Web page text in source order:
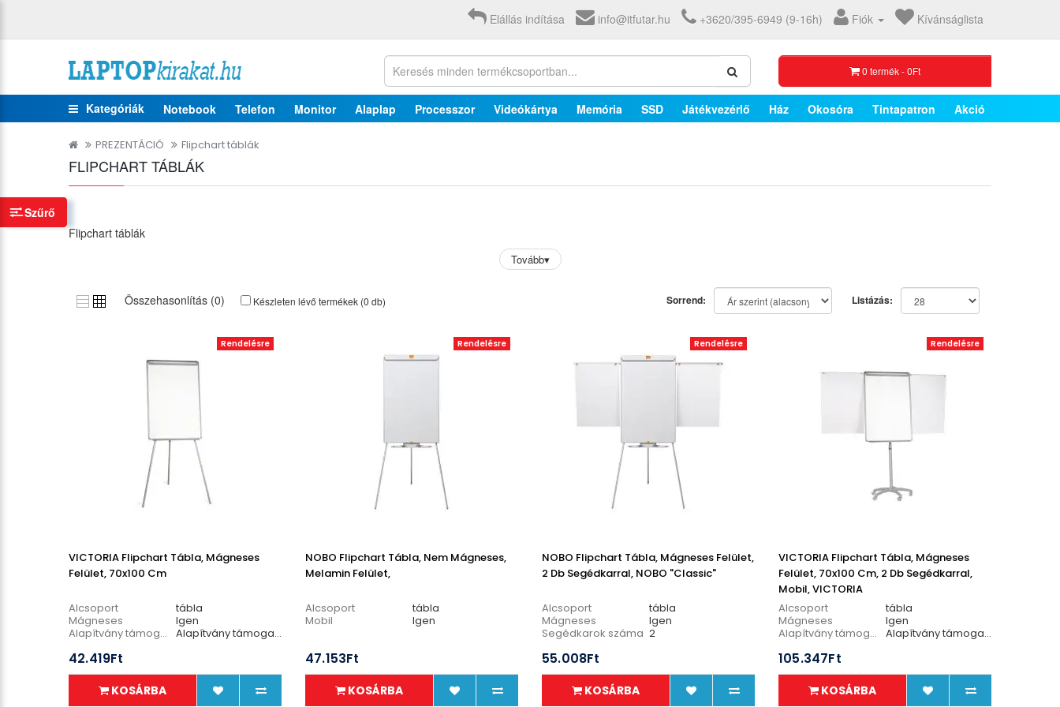
Elállás indítása info@itfutar.hu +3620/395-6949 (9-16h) Fiók Kívánságlista
0 termék - 0Ft
Kategóriák Notebook Telefon Monitor Alaplap Processzor Videókártya Memória SSD Játékvezérlő Ház Okosóra Tintapatron Akció
PREZENTÁCIÓ Flipchart táblák
FLIPCHART TÁBLÁK
Szűrő
Flipchart táblák
Tovább▾
Összehasonlítás (0) Készleten lévő termékek (0 db) Sorrend: Listázás:
Rendelésre
VICTORIA Flipchart Tábla, Mágneses
Felület, 70x100 Cm
Alcsoport
tábla
Mágneses
Igen
Alapítvány támogatás
Alapítvány támogatás 50 Ft
42.419Ft
KOSÁRBA
Rendelésre
NOBO Flipchart Tábla, Nem Mágneses,
Melamin Felület,
Alcsoport
tábla
Mobil
Igen
47.153Ft
KOSÁRBA
Rendelésre
NOBO Flipchart Tábla, Mágneses Felület,
2 Db Segédkarral, NOBO "Classic"
Alcsoport
tábla
Mágneses
Igen
Segédkarok száma 2
55.008Ft
KOSÁRBA
Rendelésre
VICTORIA Flipchart Tábla, Mágneses
Felület, 70x100 Cm, 2 Db Segédkarral,
Mobil, VICTORIA
Alcsoport
tábla
Mágneses
Igen
Alapítvány támogatás
Alapítvány támogatás 50 Ft
Segédkarok száma
105.347Ft
KOSÁRBA